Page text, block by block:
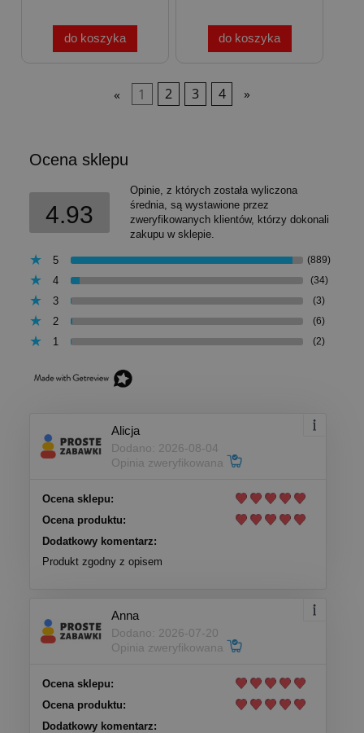
do koszyka do koszyka
« 1 2 3 4 »
Ocena sklepu
4.93
Opinie, z których została wyliczona
średnia, są wystawione przez
zweryfikowanych klientów, którzy dokonali
zakupu w sklepie.
5 (889)
4 (34)
3 (3)
2 (6)
1 (2)
Alicja
Dodano: 2026-08-04
Opinia zweryfikowana
Ocena sklepu:
Ocena produktu:
Dodatkowy komentarz:
Produkt zgodny z opisem
Anna
Dodano: 2026-07-20
Opinia zweryfikowana
Ocena sklepu:
Ocena produktu:
Dodatkowy komentarz: